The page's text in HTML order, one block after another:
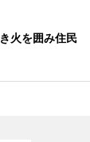
火を囲み住民